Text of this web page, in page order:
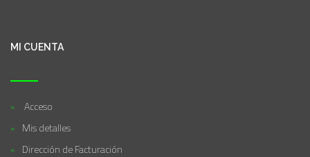
MI CUENTA
Acceso
Mis detalles
Dirección de Facturación